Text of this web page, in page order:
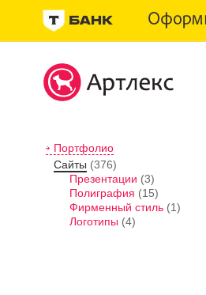
Портфолио
Сайты (376)
Презентации (3)
Полиграфия (15)
Фирменный стиль (1)
Логотипы (4)